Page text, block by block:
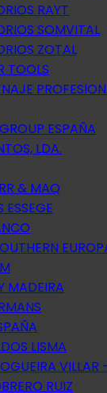
RAYT
SOMVITAL
ZOTAL
TOOLS
ESPAÑA
LDA.
& MAQ
ESSEGE
MADEIRA
LISMA
VILLAR
RUIZ